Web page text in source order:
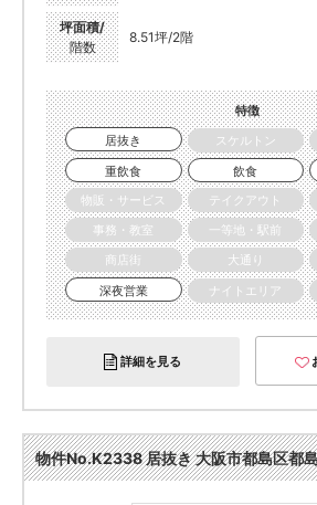
坪面積/
階数
8.51坪/2階
特徴
居抜き
スケルトン
重飲食
飲食
物販・サービス
テイクアウト
事務・教室
一等地・駅前
商店街
大通り
深夜営業
ナイトエリア
詳細を見る
物件No.K2338 居抜き 大阪市都島区都